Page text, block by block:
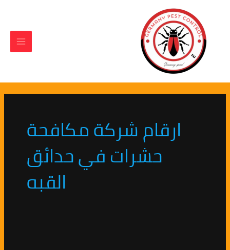
المحتوى
ارقام شركة مكافحة
حشرات في حدائق
القبه